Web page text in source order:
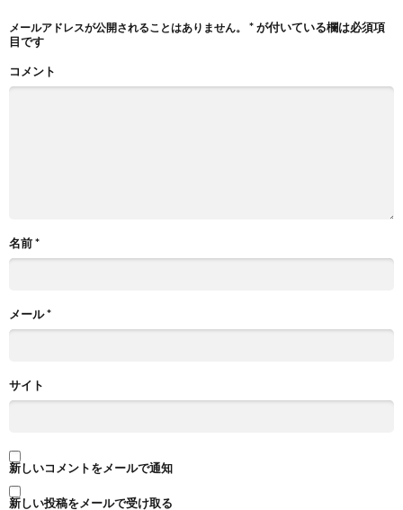
メールアドレスが公開されることはありません。 *が付いている欄は必須項
目です
コメント
名前*
メール*
サイト
新しいコメントをメールで通知
新しい投稿をメールで受け取る